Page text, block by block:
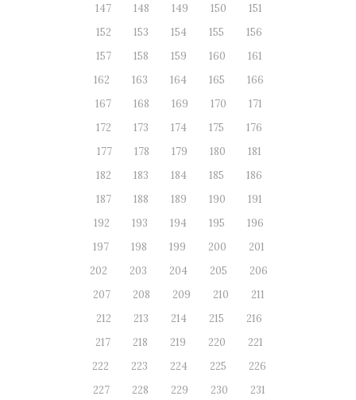
147
148 149 150
151
152
153 154 155
156
157
158 159 160
161
162
163 164 165
166
167
168 169 170
171
172
173 174 175
176
177
178 179 180
181
182
183 184 185
186
187
188 189 190
191
192
193 194 195
196
197
198 199 200
201
202
203 204 205
206
207
208 209 210
211
212
213 214 215
216
217
218 219 220
221
222
223 224 225
226
227
228 229 230
231